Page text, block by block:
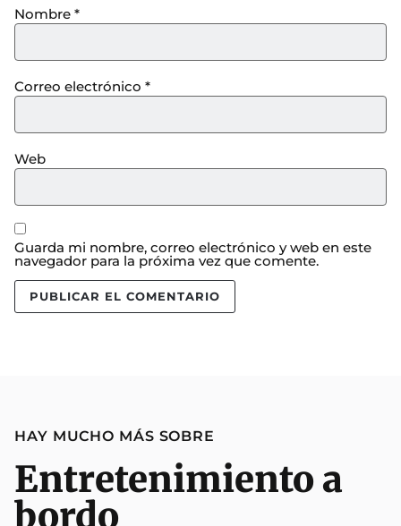
Nombre *
Correo electrónico *
Web
Guarda mi nombre, correo electrónico y web en este
navegador para la próxima vez que comente.
HAY MUCHO MÁS SOBRE
Entretenimiento a
bordo